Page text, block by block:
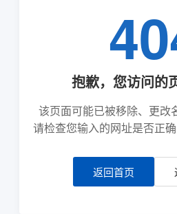
抱歉，您访问的
该页面可能已被移除、更改
请检查您输入的网址是否正确
返回首页